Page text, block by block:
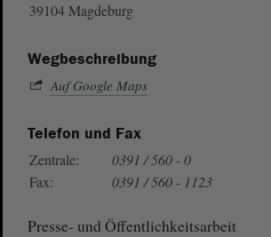
39104 Magdeburg
Wegbeschreibung
Auf Google Maps
Telefon und Fax
Zentrale:
0391 / 560 - 0
Fax:
0391 / 560 - 1123
Presse- und Öffentlichkeitsarbeit